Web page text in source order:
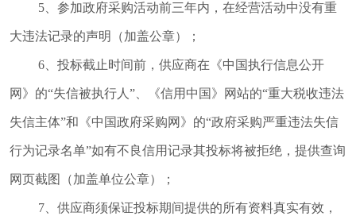
5、参加政府采购活动前三年内，在经营活动中没有重
大违法记录的声明（加盖公章）；
6、投标截止时间前，供应商在《中国执行信息公开
网》的“失信被执行人”、《信用中国》网站的“重大税收违法
失信主体”和《中国政府采购网》的“政府采购严重违法失信
行为记录名单”如有不良信用记录其投标将被拒绝，提供查询
网页截图（加盖单位公章）；
7、供应商须保证投标期间提供的所有资料真实有效，